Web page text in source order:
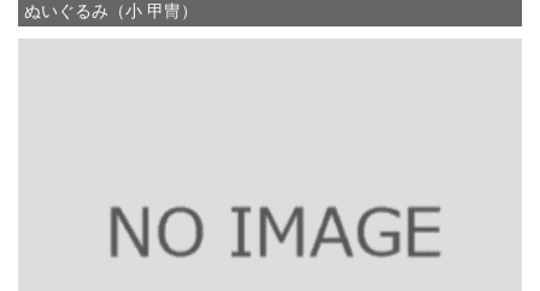
ぬいぐるみ（小 甲冑）